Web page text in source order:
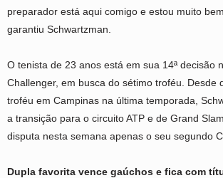
preparador está aqui comigo e estou muito
garantiu Schwartzman.
O tenista de 23 anos está em sua 14ª decisão
Challenger, em busca do sétimo troféu. Desde
troféu em Campinas na última temporada,
a transição para o circuito ATP e de Grand
disputa nesta semana apenas o seu segundo
Dupla favorita vence gaúchos e fica com